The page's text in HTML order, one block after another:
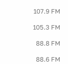
107.9 FM
105.3 FM
88.8 FM
88.6 FM